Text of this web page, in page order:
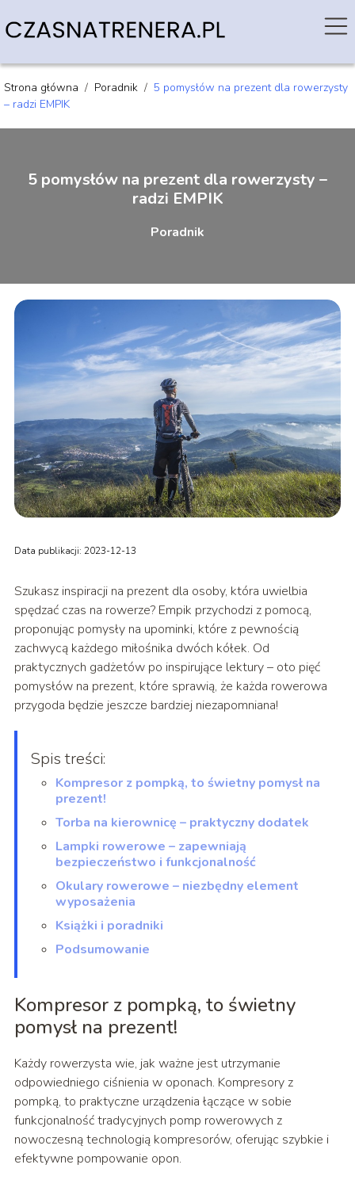
Strona główna / Poradnik / 5 pomysłów na prezent dla rowerzysty
– radzi EMPIK
5 pomysłów na prezent dla rowerzysty –
radzi EMPIK
Poradnik
Data publikacji: 2023-12-13
Szukasz inspiracji na prezent dla osoby, która uwielbia
spędzać czas na rowerze? Empik przychodzi z pomocą,
proponując pomysły na upominki, które z pewnością
zachwycą każdego miłośnika dwóch kółek. Od
praktycznych gadżetów po inspirujące lektury – oto pięć
pomysłów na prezent, które sprawią, że każda rowerowa
przygoda będzie jeszcze bardziej niezapomniana!
Spis treści:
Kompresor z pompką, to świetny pomysł na
prezent!
Torba na kierownicę – praktyczny dodatek
Lampki rowerowe – zapewniają
bezpieczeństwo i funkcjonalność
Okulary rowerowe – niezbędny element
wyposażenia
Książki i poradniki
Podsumowanie
Kompresor z pompką, to świetny
pomysł na prezent!
Każdy rowerzysta wie, jak ważne jest utrzymanie
odpowiedniego ciśnienia w oponach. Kompresory z
pompką, to praktyczne urządzenia łączące w sobie
funkcjonalność tradycyjnych pomp rowerowych z
nowoczesną technologią kompresorów, oferując szybkie i
efektywne pompowanie opon.